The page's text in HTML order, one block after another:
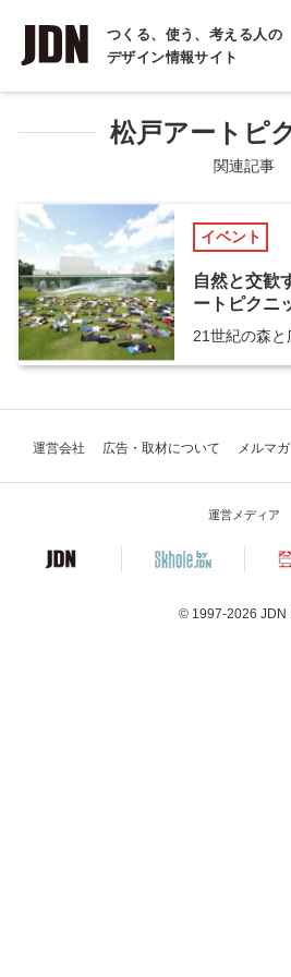
つくる、使う、考える人の
デザイン情報サイト
INTERVIEW
インタビュー
REPORT
COLUMN
コラム
松戸アートピ
関連記事
イベント
自然と交
ートピクニ
21世紀の森と
運営会社 広告・取材について メルマガ
運営メディア
© 1997-2026 JDN